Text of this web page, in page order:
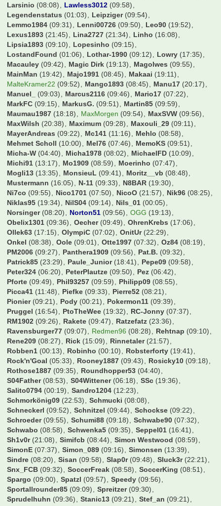
Larsinio (08:08) Lawless3012 (09:58)
Legendenstatus (01:03) Leipziger(09:54)
Lemmo1984 (09:31) Lenni00726 (09:50) Leo90 (19:52)
Lexus1893 (21:45) Lina2727 (21:34) Linho (16:08)
Lipsia1893 (09:10) Lopesinho (09:15)
LostandFound (01:06) Lothar-1990 (09:12) Lowry (17:35)
Macauley (09:42) Magic Dirk (19:13) Magolwes (09:55)
MainMan (19:42) Majo1991 (08:45) Makaai (19:11)
MalteKramer22 (09:52) Mango1893 (08:45) Manu17 (20:17)
Manuel_
(09:03) Marcus2116 (09:46) Mario17 (07:22)
MarkFC (09:15) MarkusG. (09:51) Martin85 (09:59)
Maumau1987 (18:18) MaxMorgen (09:54) MaxSVW (09:56)
MaxWilsh (20:38) Maximum (09:28) Maxouli_29 (09:11)
MayerAndreas (09:22) Mc141 (11:16) Mehlo (08:58)
Mehmet Scholl (10:00) Mel76 (07:46) MemoKS (09:51)
Micha-W (04:40) Micha1978 (08:02) MichaelFD (10:09)
Michi91 (13:17) Mo1909 (08:59) Moerinho (07:47)
Mogli13 (13:35) MonsieuL (09:41) Moritz__vb (08:48)
Mustermann (16:05) N-11 (09:33) N8BAR (19:30)
Ni7co (09:55) Nico1701 (07:50) NicoO (21:57) Nik96 (08:25)
Niklas95 (19:34) NilS04 (09:14) Nils_01 (00:05)
Norsinger(08:20) Norton51 (09:56) OGG (19:13)
Obelix1301 (09:36) Oecher(09:49) OhrenKrebs (17:06)
Ollek63 (17:15) OlympiC (07:02) OnitUr(22:29)
Onkel (08:38) Oole (09:01) Otte1997 (07:32) Oz84 (08:19)
PM2006 (09:27) Panthera1909 (09:56) Pat.B. (09:32)
Patrick85 (23:29) Paule_Junior(18:41) Pepe09 (09:58)
Peter324 (06:20) PeterPlautze (09:50) Pez (06:42)
Pforte (09:49) Phil93257 (09:59) Philipp09 (08:55)
Picca41 (11:48) Piefke (09:33) Pierre52 (08:21)
Pionier(09:21) Pody (00:21) Pokermon11 (09:39)
Pruggel (16:54) PtoTheWee (19:32) RC-Jonny (07:37)
RM1902 (09:26) Rakete (09:47) Ratzefatz (23:36)
Ravensburger77 (09:07) Redmen96 (08:28) Rehtnap (09:10)
Rene209 (08:27) Rick (15:09) Rinnetaler(21:57)
Robben1 (00:13) Robinho (00:10) Robsterforty (19:41)
Rock'n'Goal (05:33) Rooney1887 (09:43) Rosicky10 (09:18)
Rothose1887 (09:35) Roundhopper53 (04:40)
S04Father(08:53) S04Wittener(06:18) SSc (19:36)
Salito0794 (00:19) Sandro1204 (12:23)
Schmorkönig09 (22:53) Schmucki (08:08)
Schneckerl (09:52) Schnitzel (09:44) Schockse (09:22)
Schroeder(09:55) Schumi88 (09:18) Schwabe90 (07:32)
Schwabo (08:58) Schwenka5 (09:35) Seppel01 (16:41)
Sh1v0r(21:08) Simifcb (08:44) Simon Westwood (08:59)
SimonE (07:37) Simon_089 (09:16) Simonsen (13:39)
Sindre (08:20) Sisan (09:58) Slap0r(09:48) Sluck3r(22:21)
Snx_FCB (09:32) SoccerFreak (08:58) SoccerKing (08:51)
Spargo (09:00) Spatzl (09:57) Speedy (09:56)
Sportallrounder85 (09:09) Spreitzer(09:30)
Sprudelhuhn (09:36) Stanic13 (09:21) Stef_an (09:21)